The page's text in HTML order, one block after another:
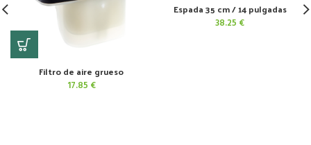
Filtro de aire grueso
17.85 €
Espada 35 cm / 14 pulgadas
38.25 €